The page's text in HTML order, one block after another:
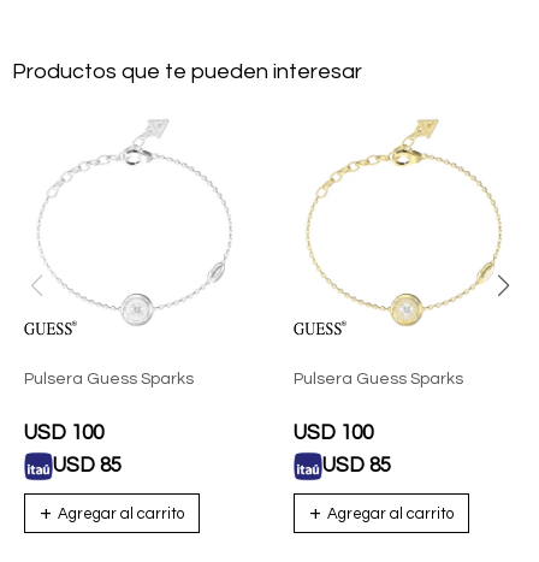
Productos que te pueden interesar
Pulsera Guess Sparks
USD 100
USD 85
Pulsera Guess Sparks
USD 100
USD 85